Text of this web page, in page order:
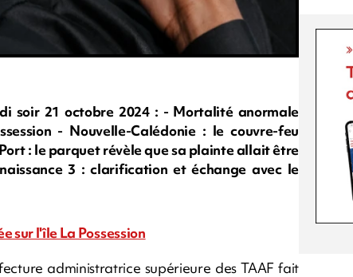
soir 21 octobre 2024 : - Mortalité anormale
- Nouvelle-Calédonie : le couvre-feu
: le parquet révèle que sa plainte allait être
3 : clarification et échange avec le
sur l'île La Possession
administratrice supérieure des TAAF fait